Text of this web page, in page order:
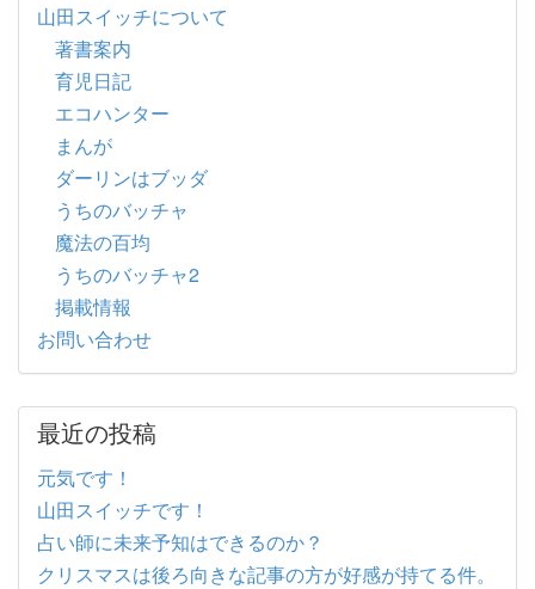
山田スイッチについて
著書案内
育児日記
エコハンター
まんが
ダーリンはブッダ
うちのバッチャ
魔法の百均
うちのバッチャ2
掲載情報
お問い合わせ
最近の投稿
元気です！
山田スイッチです！
占い師に未来予知はできるのか？
クリスマスは後ろ向きな記事の方が好感が持てる件。